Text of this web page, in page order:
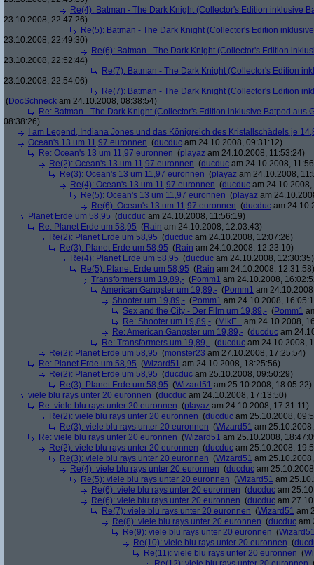
Re(4): Batman - The Dark Knight (Collector's Edition inklusive
23.10.2008, 22:47:26)
Re(5): Batman - The Dark Knight (Collector's Edition
23.10.2008, 22:49:30)
Re(6): Batman - The Dark Knight (Collector's Edition
23.10.2008, 22:52:44)
Re(7): Batman - The Dark Knight (Collector's Edition
23.10.2008, 22:54:06)
Re(7): Batman - The Dark Knight (Collector's Edition
(DocSchneck am 24.10.2008, 08:38:54)
Re: Batman - The Dark Knight (Collector's Edition inklusive Batpod aus
08:38:26)
I am Legend, Indiana Jones und das Königreich des Kristallschädels je
Ocean's 13 um 11,97 euronnen (ducduc am 24.10.2008, 09:31:12)
Re: Ocean's 13 um 11,97 euronnen (playaz am 24.10.2008, 11:53:24)
Re(2): Ocean's 13 um 11,97 euronnen (ducduc am 24.10.2008,
Re(3): Ocean's 13 um 11,97 euronnen (playaz am 24.10.2008,
Re(4): Ocean's 13 um 11,97 euronnen (ducduc am
Re(5): Ocean's 13 um 11,97 euronnen (playaz am
Re(6): Ocean's 13 um 11,97 euronnen (ducduc am
Planet Erde um 58,95 (ducduc am 24.10.2008, 11:56:19)
Re: Planet Erde um 58,95 (Rain am 24.10.2008, 12:03:43)
Re(2): Planet Erde um 58,95 (ducduc am 24.10.2008, 12:07:26)
Re(3): Planet Erde um 58,95 (Rain am 24.10.2008, 12:23:10)
Re(4): Planet Erde um 58,95 (ducduc am 24.10.2008, 12:30:35)
Re(5): Planet Erde um 58,95 (Rain am 24.10.2008, 12:31:58)
Transformers um 19,89,- (Pomm1 am 24.10.2008,
American Gangster um 19,89,- (Pomm1 am
Shooter um 19,89,- (Pomm1 am 24.10.2008,
Sex and the City - Der Film um 19,89,- (Pomm1
Re: Shooter um 19,89,- (MikE_
am 24.10.2008,
Re: American Gangster um 19,89,- (ducduc am
Re: Transformers um 19,89,- (ducduc am 24.10.2008,
Re(2): Planet Erde um 58,95 (monster23 am 27.10.2008, 17:25:54)
Re: Planet Erde um 58,95 (Wizard51 am 24.10.2008, 18:25:56)
Re(2): Planet Erde um 58,95 (ducduc am 25.10.2008, 09:50:29)
Re(3): Planet Erde um 58,95 (Wizard51 am 25.10.2008, 18:05:22)
viele blu rays unter 20 euronnen (ducduc am 24.10.2008, 17:13:50)
Re: viele blu rays unter 20 euronnen (playaz am 24.10.2008, 17:31:11)
Re(2): viele blu rays unter 20 euronnen (ducduc am 25.10.2008,
Re(3): viele blu rays unter 20 euronnen (Wizard51 am
Re: viele blu rays unter 20 euronnen (Wizard51 am 25.10.2008,
Re(2): viele blu rays unter 20 euronnen (ducduc am 25.10.2008,
Re(3): viele blu rays unter 20 euronnen (Wizard51 am
Re(4): viele blu rays unter 20 euronnen (ducduc am
Re(5): viele blu rays unter 20 euronnen (Wizard51 am
Re(6): viele blu rays unter 20 euronnen (ducduc am
Re(6): viele blu rays unter 20 euronnen (ducduc am
Re(7): viele blu rays unter 20 euronnen (Wizard51 am
Re(8): viele blu rays unter 20 euronnen (ducduc am
Re(9): viele blu rays unter 20 euronnen (
Re(10): viele blu rays unter 20 euronnen (
Re(11): viele blu rays unter 20 euronnen (